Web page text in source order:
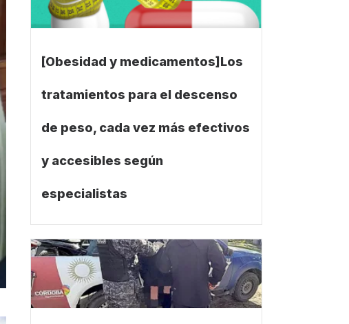
[Obesidad y medicamentos]Los
tratamientos para el descenso
de peso, cada vez más efectivos
y accesibles según
especialistas